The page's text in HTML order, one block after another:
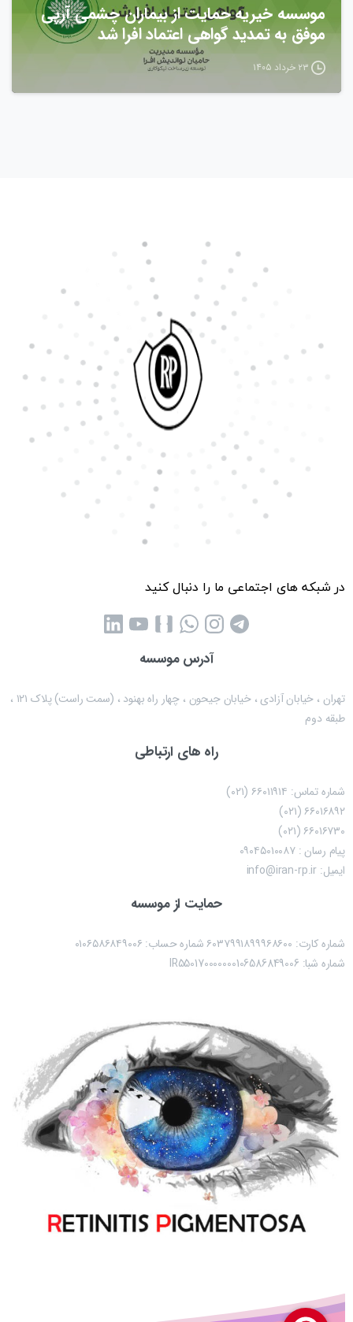
موسسه خیریه حمایت از بیماران چشمی آرپی
موفق به تمدید گواهی اعتماد افرا شد
۲۳ خرداد ۱۴۰۵
در شبکه های اجتماعی ما را دنبال کنید
آدرس موسسه
تهران ، خیابان آزادی ، خیابان جیحون ، چهار راه بهنود ، (سمت راست) پلاک ۱۲۱ ،
طبقه دوم
راه های ارتباطی
شماره تماس: ۶۶۰۱۱۹۱۴ (۰۲۱)
۶۶۰۱۶۸۹۲ (۰۲۱)
۶۶۰۱۶۷۳۰ (۰۲۱)
پیام رسان : ۰۹۰۴۵۰۱۰۰۸۷
ایمیل: info@iran-rp.ir
حمایت از موسسه
شماره کارت: ۶۰۳۷۹۹۱۸۹۹۹۶۸۶۰۰ شماره حساب:‌ ۰۱۰۶۵۸۶۸۴۹۰۰۶
شماره شبا: IR550170000000106586849006